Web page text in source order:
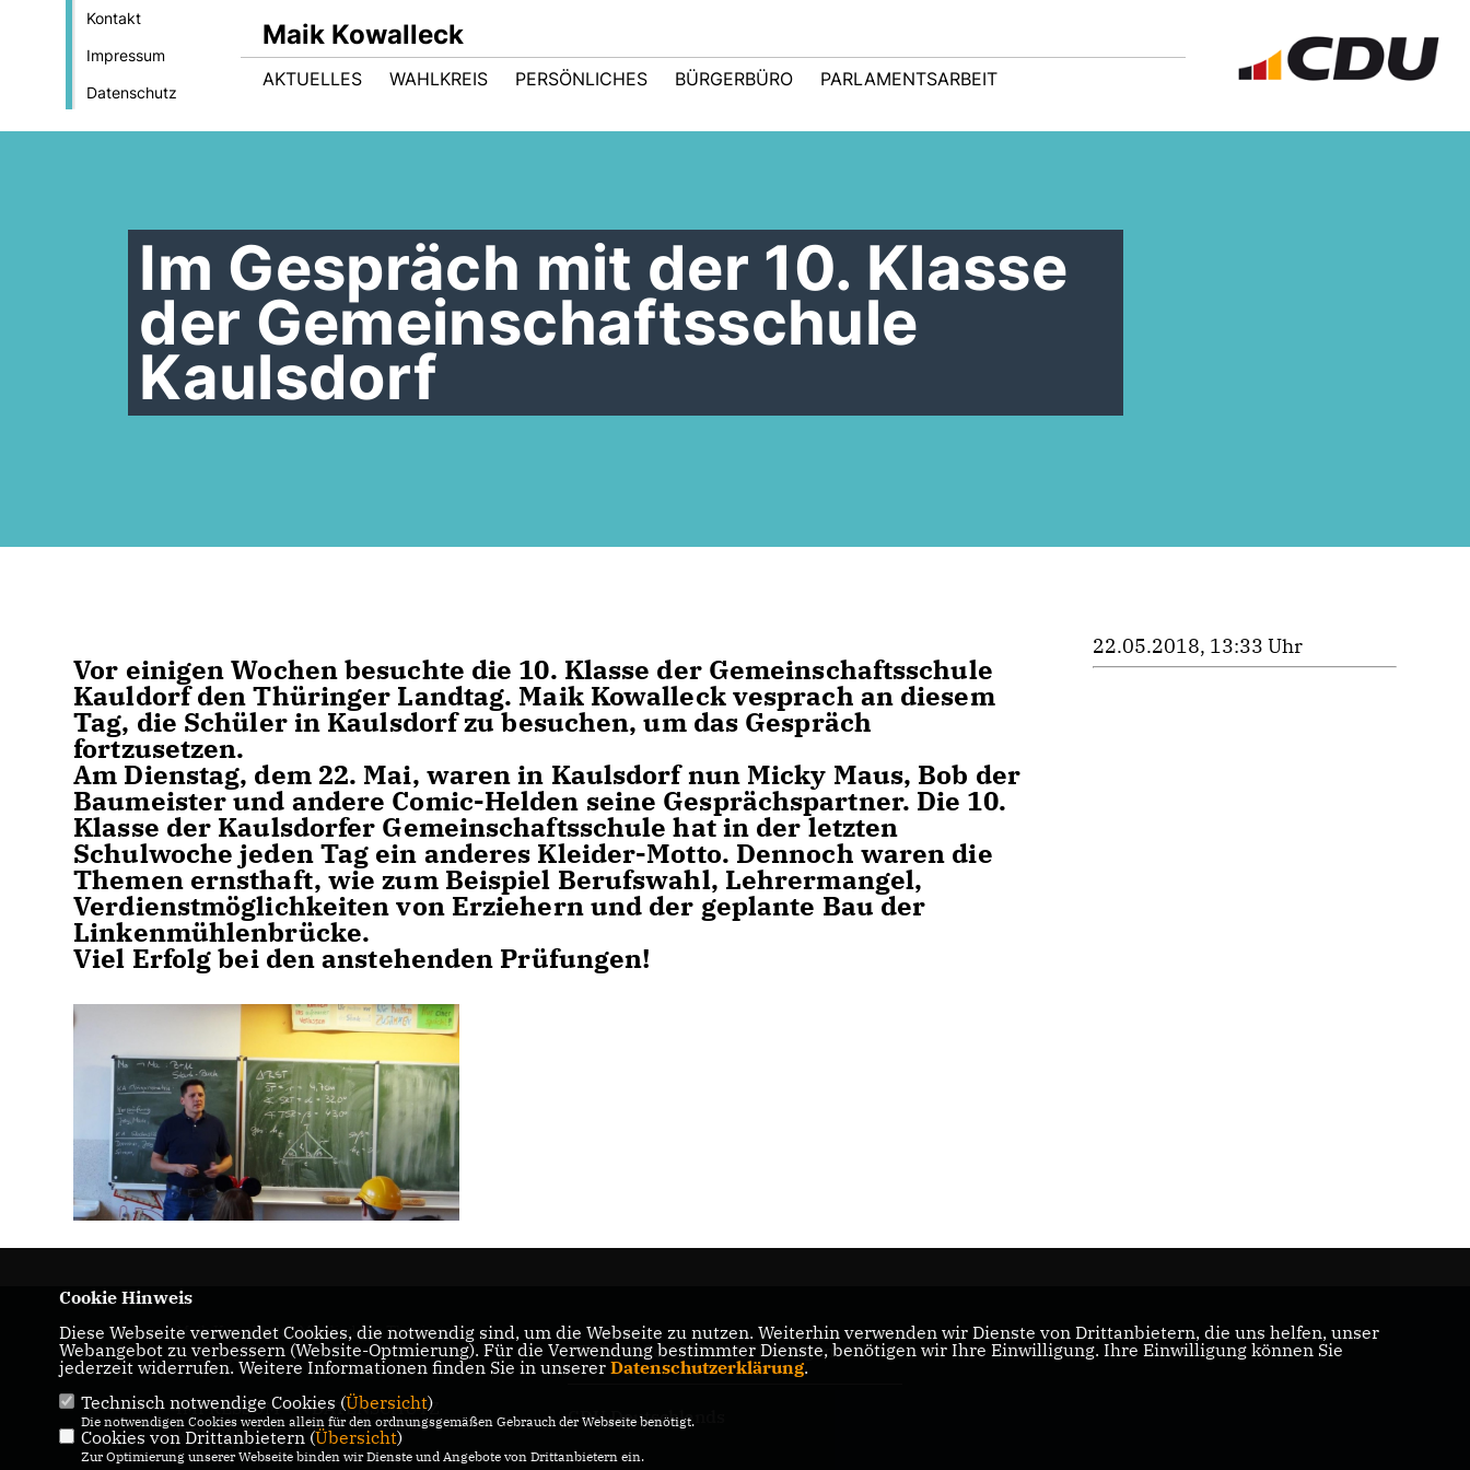
Kontakt
Impressum
Datenschutz
Maik Kowalleck
AKTUELLES WAHLKREIS PERSÖNLICHES BÜRGERBÜRO PARLAMENTSARBEIT
Im Gespräch mit der 10. Klasse
der Gemeinschaftsschule
Kaulsdorf
Vor einigen Wochen besuchte die 10. Klasse der Gemeinschaftsschule
Kauldorf den Thüringer Landtag. Maik Kowalleck vesprach an diesem
Tag, die Schüler in Kaulsdorf zu besuchen, um das Gespräch
fortzusetzen.
Am Dienstag, dem 22. Mai, waren in Kaulsdorf nun Micky Maus, Bob der
Baumeister und andere Comic-Helden seine Gesprächspartner. Die 10.
Klasse der Kaulsdorfer Gemeinschaftsschule hat in der letzten
Schulwoche jeden Tag ein anderes Kleider-Motto. Dennoch waren die
Themen ernsthaft, wie zum Beispiel Berufswahl, Lehrermangel,
Verdienstmöglichkeiten von Erziehern und der geplante Bau der
Linkenmühlenbrücke.
Viel Erfolg bei den anstehenden Prüfungen!
22.05.2018, 13:33 Uhr
Maik Kowalleck - Mitglied des Thüringer
Landtags
IMPRESSUM
DATENSCHUTZ
KONTAKT
CDU Landesverband Thüringen
CDU Deutschlands
Cookie Hinweis
Diese Webseite verwendet Cookies, die notwendig sind, um die Webseite zu nutzen. Weiterhin verwenden wir Dienste von Drittanbietern, die uns helfen, unser
Webangebot zu verbessern (Website-Optmierung). Für die Verwendung bestimmter Dienste, benötigen wir Ihre Einwilligung. Ihre Einwilligung können Sie
jederzeit widerrufen. Weitere Informationen finden Sie in unserer Datenschutzerklärung.
Technisch notwendige Cookies (Übersicht)
Die notwendigen Cookies werden allein für den ordnungsgemäßen Gebrauch der Webseite benötigt.
Cookies von Drittanbietern (Übersicht)
Zur Optimierung unserer Webseite binden wir Dienste und Angebote von Drittanbietern ein.